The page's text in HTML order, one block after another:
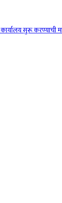
सुरू करण्याची